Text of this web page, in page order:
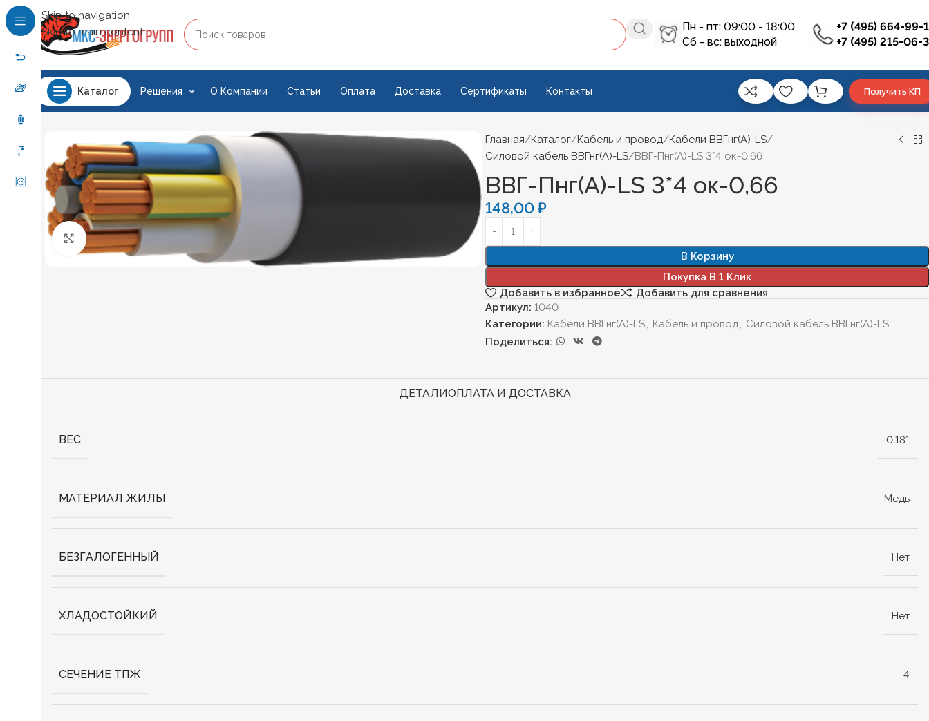
Skip to navigation
Skip to main content
Пн - пт: 09:00 - 18:00
Сб - вс: выходной
+7 (495) 664-99-
+7 (495) 215-06-
Каталог Решения О Компании Статьи Оплата Доставка Сертификаты Контакты Получить КП
Нажмите, чтобы увеличить
Главная Каталог Кабель и провод Кабели ВВГнг(А)-LS
Силовой кабель ВВГнг(А)-LS ВВГ-Пнг(А)-LS 3*4 ок-0,66
ВВГ-Пнг(А)-LS 3*4 ок-0,66
148,00₽
В Корзину
Покупка В 1 Клик
Добавить в избранное
Добавить для сравнения
Артикул: 1040
Категории: Кабели ВВГнг(А)-LS, Кабель и провод, Силовой кабель ВВГнг(А)-LS
Поделиться:
ДЕТАЛИОПЛАТА И ДОСТАВКА
ВЕС 0,181
МАТЕРИАЛ ЖИЛЫ Медь
БЕЗГАЛОГЕННЫЙ Нет
ХЛАДОСТОЙКИЙ Нет
СЕЧЕНИЕ ТПЖ 4